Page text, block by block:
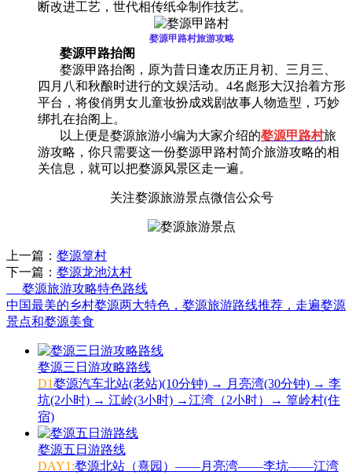
断改进工艺，世代相传纸伞制作技艺。
婺源甲路村旅游攻略
婺源甲路抬阁
婺源甲路抬阁，原为昔日逢农历正月初、三月三、
四月八和秋酿时进行的文娱活动。4名彪形大汉抬着方形
平台，将俊俏男女儿童妆扮成戏剧故事人物造型，巧妙
绑扎在抬阁上。
以上便是婺源旅游小编为大家介绍的婺源甲路村旅
游攻略，你只需要这一份婺源甲路村简介旅游攻略的相
关信息，就可以把婺源风景区走一遍。
关注婺源旅游景点微信公众号
上一篇： 婺源篁村
下一篇： 婺源龙池汰村
婺源旅游攻略特色路线
中国最美的乡村婺源两大特色，婺源旅游路线推荐，走遍婺源
景点和婺源美食
婺源三日游攻略路线
D1婺源汽车北站(老站)(10分钟) → 月亮湾(30分钟) → 李
坑(2小时) → 江岭(3小时) →江湾（2小时）→ 篁岭村(住
宿)
婺源五日游路线
DAY1:婺源北站（熹园）——月亮湾——李坑——江湾